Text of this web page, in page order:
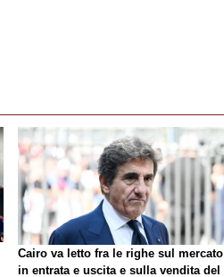
Cairo va letto fra le righe sul mercato
in entrata e uscita e sulla vendita del